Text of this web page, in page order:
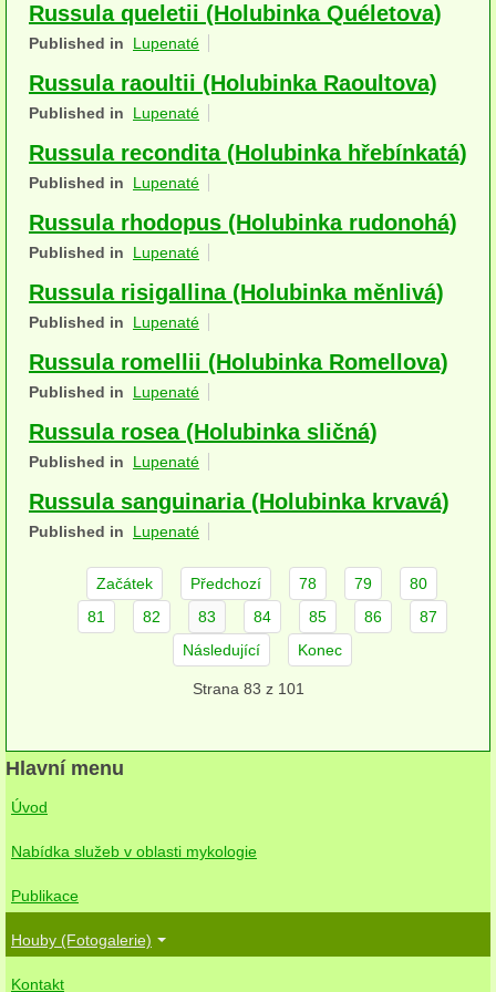
Houby (Fotogalerie)
Apothecia
na dřevě
terestrické saprotrofní
fungikolní
koprofilní
lichenizované
herbikolní-jednoděložné
herbikolní-kapraďorosty
Rosoly
Russula queletii (Holubinka Quéletova)
Published in Lupenaté
Russula raoultii (Holubinka Raoultova)
Published in Lupenaté
Russula recondita (Holubinka hřebínkatá)
Published in Lupenaté
Russula rhodopus (Holubinka rudonohá)
Published in Lupenaté
Russula risigallina (Holubinka měnlivá)
Published in Lupenaté
Russula romellii (Holubinka Romellova)
Published in Lupenaté
Russula rosea (Holubinka sličná)
Published in Lupenaté
Russula sanguinaria (Holubinka krvavá)
Published in Lupenaté
Začátek Předchozí 78 79
80
81
82 83 84 85 86
87
Následující
Konec
Strana 83 z 101
Hlavní menu
Úvod
Nabídka služeb v oblasti mykologie
Publikace
Houby (Fotogalerie)
Kontakt